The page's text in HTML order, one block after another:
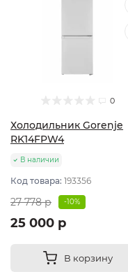
0
Холодильник Gorenje
RK14FPW4
В наличии
Код товара: 193356
27 778 р -10%
25 000 р
В корзину